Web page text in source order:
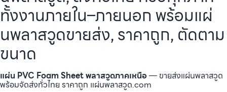
ทั้งงานภายใน–ภายนอก พร้อมแผ่
นพลาสวูดขายส่ง, ราคาถูก, ตัดตาม
ขนาด
แผ่น PVC Foam Sheet พลาสวูดภาคเหนือ — ขายส่งแผ่นพลาสวูด
พร้อมจัดส่งทั่วไทย ราคาถูก แผ่นพลาสวูด.com